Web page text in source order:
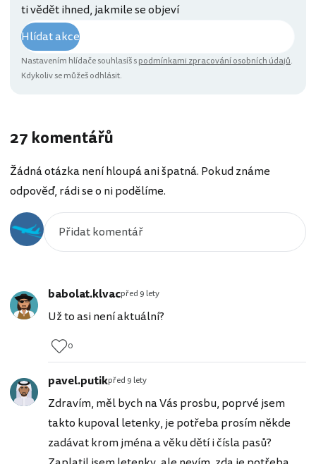
ti vědět ihned, jakmile se objeví
Hlídat akce
Nastavením hlídače souhlasíš spodmínkami zpracování osobních údajů.
Kdykoliv se můžeš odhlásit.
27 komentářů
Žádná otázka není hloupá ani špatná. Pokud známe
odpověď, rádi se o ni podělíme.
babolat.klvacpřed 9 lety
Už to asi není aktuální?
0
pavel.putikpřed 9 lety
Zdravím, měl bych na Vás prosbu, poprvé jsem
takto kupoval letenky, je potřeba prosím někde
zadávat krom jména a věku dětí i čísla pasů?